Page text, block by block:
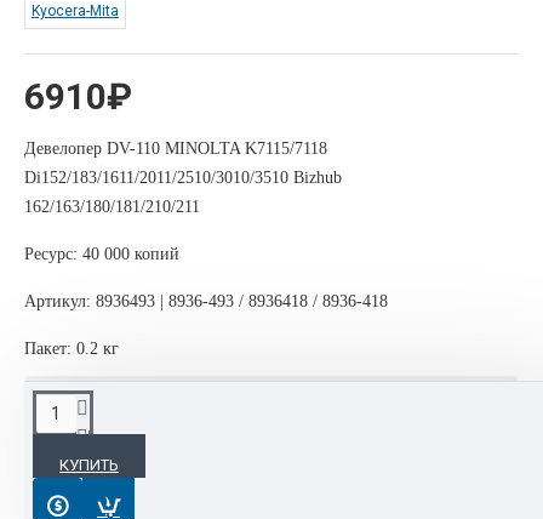
6910₽
Kyocera-Mita
Девелопер DV-110 MINOLTA K7115/7118
Di152/183/1611/2011/2510/3010/3510 Bizhub
162/163/180/181/210/211
Ресурс: 40 000 копий
Артикул: 8936493 | 8936-493 / 8936418 / 8936-418
Пакет: 0.2 кг
КУПИТЬ
ОПИСАНИЕ
Интернет-магазине OrgTehPoly.com располагает полным
спектром расходных материалов, мфу, принтеров торговой